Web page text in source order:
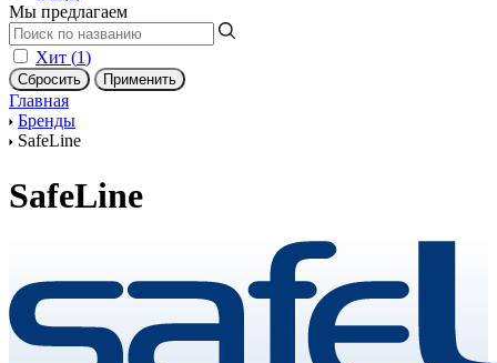
Мы предлагаем
Хит (1)
Главная
Бренды
SafeLine
SafeLine